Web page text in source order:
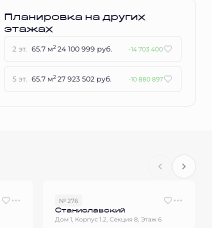
Планировка на других
этажах
2 эт. 65.7 м2 24 100 999 руб. -14 703 400
5 эт. 65.7 м2 27 923 502 руб. -10 880 897
№ 276
Станиславский
Дом 1, Корпус 1.2, Секция 8, Этаж 6